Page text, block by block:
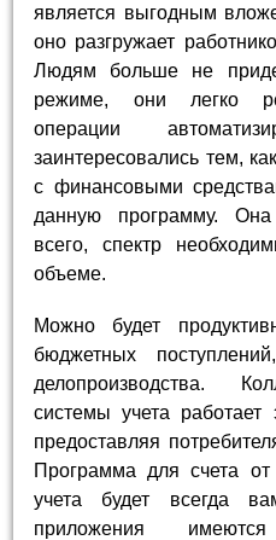
является выгодным
оно разгружает
Людям больше не
режиме, они легко
операции
заинтересовались тем,
с финансовыми
данную программу.
всего, спектр
объеме.
Можно будет
бюджетных
делопроизводства.
системы учета
предоставляя
Программа для счета
учета будет всегда
приложения